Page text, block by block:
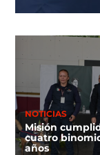
NOTICIAS
Misión
cuatro
años